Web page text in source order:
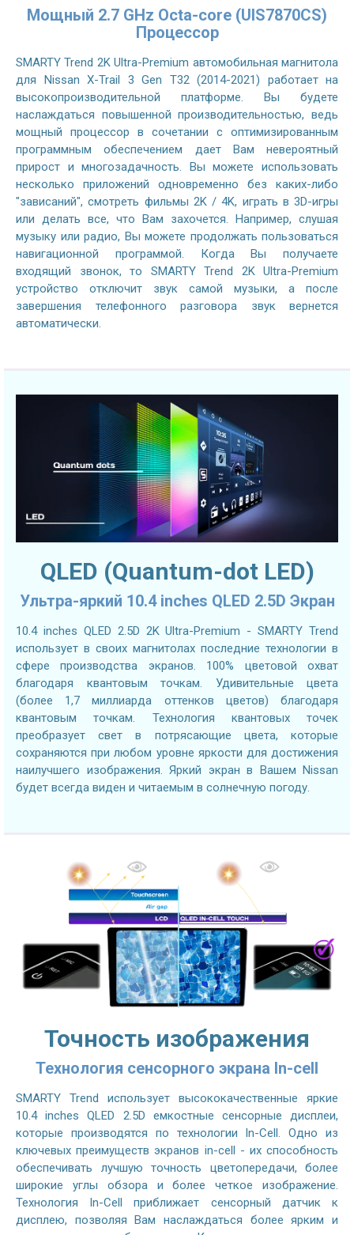
Мощный 2.7 GHz Octa-core (UIS7870CS)
Процессор
SMARTY Trend 2K Ultra-Premium автомобильная магнитола
для Nissan X-Trail 3 Gen T32 (2014-2021) работает на
высокопроизводительной платформе. Вы будете
наслаждаться повышенной производительностью, ведь
мощный процессор в сочетании с оптимизированным
программным обеспечением дает Вам невероятный
прирост и многозадачность. Вы можете использовать
несколько приложений одновременно без каких-либо
"зависаний", смотреть фильмы 2K / 4K, играть в 3D-игры
или делать все, что Вам захочется. Например, слушая
музыку или радио, Вы можете продолжать пользоваться
навигационной программой. Когда Вы получаете
входящий звонок, то SMARTY Trend 2K Ultra-Premium
устройство отключит звук самой музыки, а после
завершения телефонного разговора звук вернется
автоматически.
QLED (Quantum-dot LED)
Ультра-яркий 10.4 inches QLED 2.5D Экран
10.4 inches QLED 2.5D 2K Ultra-Premium - SMARTY Trend
использует в своих магнитолах последние технологии в
сфере производства экранов. 100% цветовой охват
благодаря квантовым точкам. Удивительные цвета
(более 1,7 миллиарда оттенков цветов) благодаря
квантовым точкам. Технология квантовых точек
преобразует свет в потрясающие цвета, которые
сохраняются при любом уровне яркости для достижения
наилучшего изображения. Яркий экран в Вашем Nissan
будет всегда виден и читаемым в солнечную погоду.
Точность изображения
Технология сенсорного экрана In-cell
SMARTY Trend использует высококачественные яркие
10.4 inches QLED 2.5D емкостные сенсорные дисплеи,
которые производятся по технологии In-Cell. Одно из
ключевых преимуществ экранов in-cell - их способность
обеспечивать лучшую точность цветопередачи, более
широкие углы обзора и более четкое изображение.
Технология In-Cell приближает сенсорный датчик к
дисплею, позволяя Вам наслаждаться более ярким и